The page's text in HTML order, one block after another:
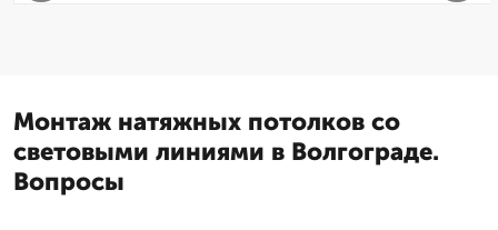
Монтаж натяжных потолков со
световыми линиями в Волгограде.
Вопросы